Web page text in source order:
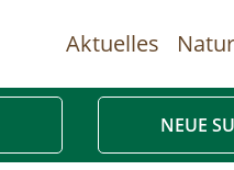
Aktuelles
NEUE